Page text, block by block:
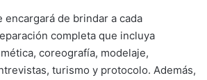
encargará de brindar a cada
completa que incluya
coreografía, modelaje,
turismo y protocolo. Además,